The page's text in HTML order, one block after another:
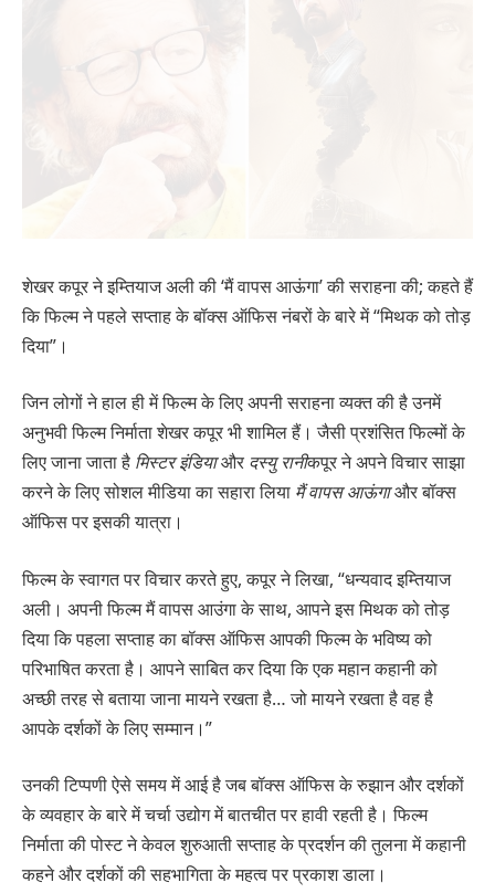
शेखर कपूर ने इम्तियाज अली की ‘मैं वापस आऊंगा’ की सराहना की; कहते हैं
कि फिल्म ने पहले सप्ताह के बॉक्स ऑफिस नंबरों के बारे में “मिथक को तोड़
दिया”।
जिन लोगों ने हाल ही में फिल्म के लिए अपनी सराहना व्यक्त की है उनमें
अनुभवी फिल्म निर्माता शेखर कपूर भी शामिल हैं। जैसी प्रशंसित फिल्मों के
लिए जाना जाता है मिस्टर इंडियाऔर दस्यु रानीकपूर ने अपने विचार साझा
करने के लिए सोशल मीडिया का सहारा लिया मैं वापस आऊंगाऔर बॉक्स
ऑफिस पर इसकी यात्रा।
फिल्म के स्वागत पर विचार करते हुए, कपूर ने लिखा, “धन्यवाद इम्तियाज
अली। अपनी फिल्म मैं वापस आउंगा के साथ, आपने इस मिथक को तोड़
दिया कि पहला सप्ताह का बॉक्स ऑफिस आपकी फिल्म के भविष्य को
परिभाषित करता है। आपने साबित कर दिया कि एक महान कहानी को
अच्छी तरह से बताया जाना मायने रखता है… जो मायने रखता है वह है
आपके दर्शकों के लिए सम्मान।”
उनकी टिप्पणी ऐसे समय में आई है जब बॉक्स ऑफिस के रुझान और दर्शकों
के व्यवहार के बारे में चर्चा उद्योग में बातचीत पर हावी रहती है। फिल्म
निर्माता की पोस्ट ने केवल शुरुआती सप्ताह के प्रदर्शन की तुलना में कहानी
कहने और दर्शकों की सहभागिता के महत्व पर प्रकाश डाला।